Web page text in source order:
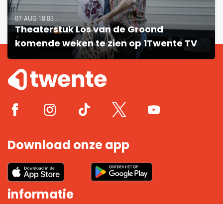
07 AUG 18:03
Theaterstuk Los van de Groond
komende weken te zien op 1Twente TV
Download onze app
informatie